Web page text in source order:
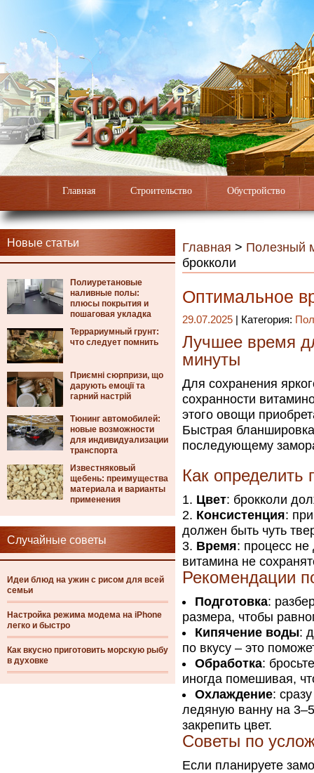
Главная Строительство Обустройство
Новые статьи
Полиуретановые
наливные полы:
плюсы покрытия и
пошаговая укладка
Террариумный грунт:
что следует помнить
Приємні сюрпризи, що
дарують емоції та
гарний настрій
Тюнинг автомобилей:
новые возможности
для индивидуализации
транспорта
Известняковый
щебень: преимущества
материала и варианты
применения
Случайные советы
Идеи блюд на ужин с рисом для всей
семьи
Настройка режима модема на iPhone
легко и быстро
Как вкусно приготовить морскую рыбу
в духовке
Главная > Полезный
брокколи
Оптимальное
29.07.2025 | Категория:
Лучшее время
минуты
Для сохранения
сохранности
этого овощи
Быстрая
последующему
Как определить
Цвет: брокколи
Консистенция:
должен быть чуть
Время: процесс
витамина не
Рекомендации
Подготовка:
размера, чтобы
Кипячение воды:
по вкусу – это
Обработка:
иногда помешивая,
Охлаждение:
ледяную ванну на
закрепить цвет.
Советы по
Если планируете